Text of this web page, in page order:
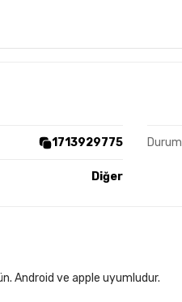
1713929775 Durum
Diğer
Android ve apple uyumludur.